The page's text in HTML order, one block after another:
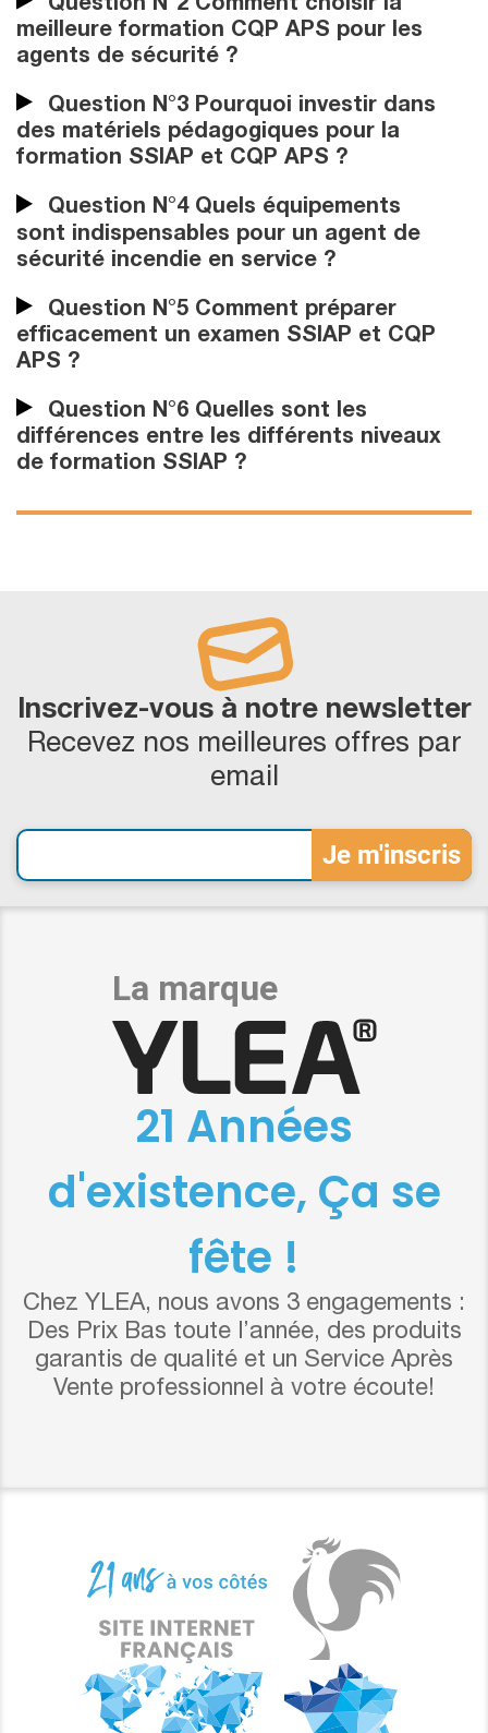
Question N°2 Comment choisir la
meilleure formation CQP APS pour les
agents de sécurité ?
Question N°3 Pourquoi investir dans
des matériels pédagogiques pour la
formation SSIAP et CQP APS ?
Question N°4 Quels équipements
sont indispensables pour un agent de
sécurité incendie en service ?
Question N°5 Comment préparer
efficacement un examen SSIAP et CQP
APS ?
Question N°6 Quelles sont les
différences entre les différents niveaux
de formation SSIAP ?
Inscrivez-vous à notre newsletter
Recevez nos meilleures offres par
email
21 Années
d'existence, Ça se
fête !
Chez YLEA, nous avons 3 engagements :
Des Prix Bas toute l’année, des produits
garantis de qualité et un Service Après
Vente professionnel à votre écoute!